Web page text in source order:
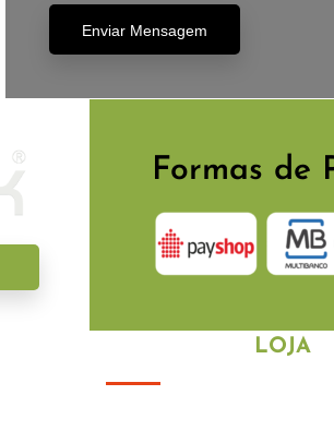
Enviar Mensagem
Formas de
LOJA